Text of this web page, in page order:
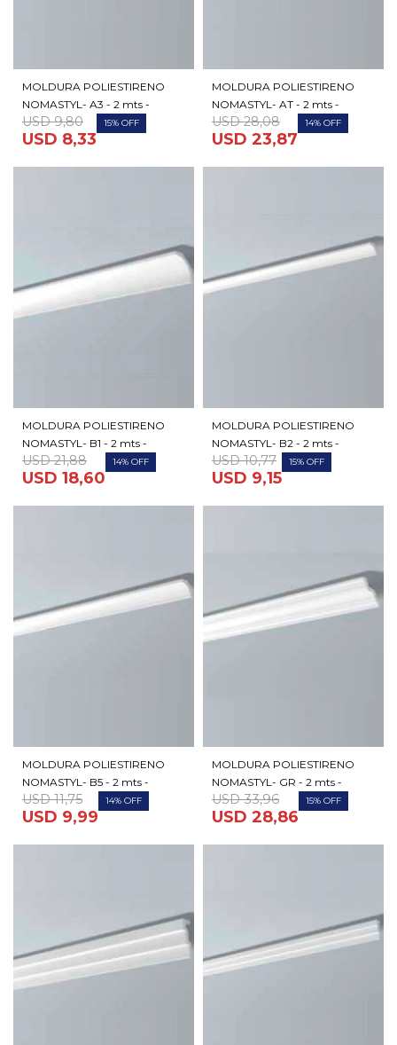
MOLDURA POLIESTIRENO
NOMASTYL- A3 - 2 mts -
USD 8,33
USD 9,80 15
MOLDURA POLIESTIRENO
NOMASTYL- AT - 2 mts -
USD 23,87
USD 28,08 14
MOLDURA POLIESTIRENO
NOMASTYL- B1 - 2 mts -
USD 18,60
USD 21,88 14
MOLDURA POLIESTIRENO
NOMASTYL- B2 - 2 mts -
USD 9,15
USD 10,77 15
MOLDURA POLIESTIRENO
NOMASTYL- B5 - 2 mts -
USD 9,99
USD 11,75 14
MOLDURA POLIESTIRENO
NOMASTYL- GR - 2 mts -
USD 28,86
USD 33,96 15